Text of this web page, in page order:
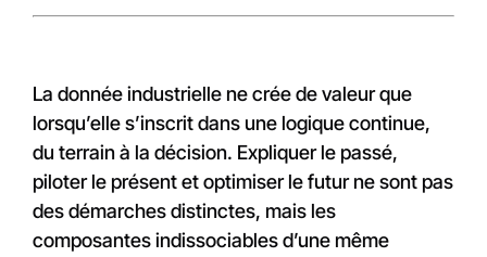
La donnée industrielle ne crée de valeur que
lorsqu’elle s’inscrit dans une logique continue,
du terrain à la décision. Expliquer le passé,
piloter le présent et optimiser le futur ne sont pas
des démarches distinctes, mais les
composantes indissociables d’une même